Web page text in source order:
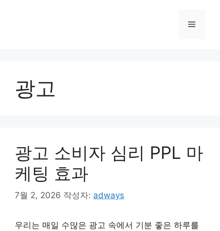
메
광고
광고 소비자 심리 PPL 마
케팅 효과
7월 2, 2026 작성자: adways
우리는 매일 수많은 광고 속에서 기분 좋은 하루를